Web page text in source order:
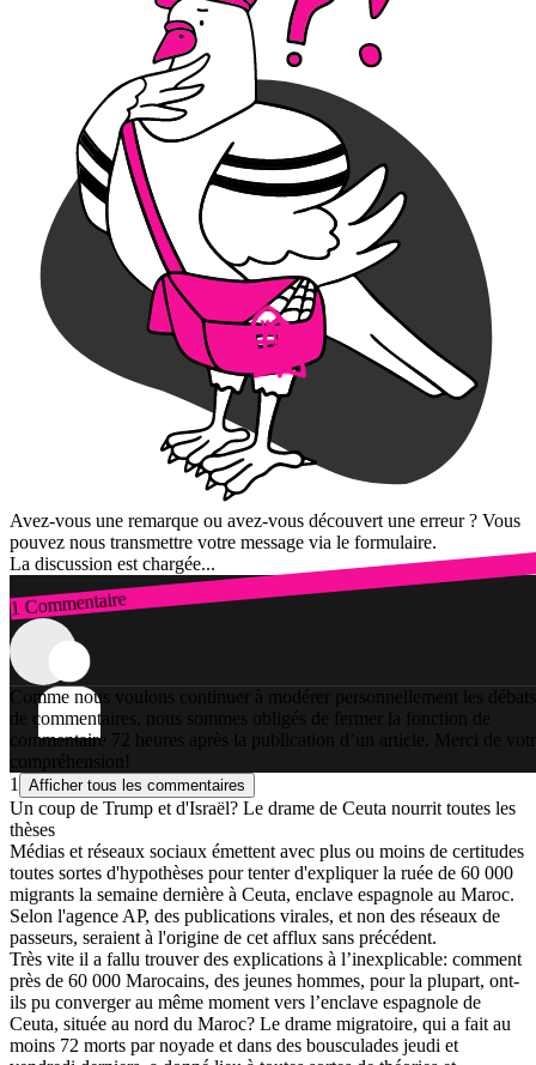
Avez-vous une remarque ou avez-vous découvert une erreur ? Vous
pouvez nous transmettre votre message via le formulaire.
La discussion est chargée...
1 Commentaire
Connexion
Comme nous voulons continuer à modérer personnellement les débats
de commentaires, nous sommes obligés de fermer la fonction de
commentaire 72 heures après la publication d’un article. Merci de
compréhension!
1
Afficher tous les commentaires
Un coup de Trump et d'Israël? Le drame de Ceuta nourrit toutes les
thèses
Médias et réseaux sociaux émettent avec plus ou moins de certitudes
toutes sortes d'hypothèses pour tenter d'expliquer la ruée de 60 000
migrants la semaine dernière à Ceuta, enclave espagnole au Maroc.
Selon l'agence AP, des publications virales, et non des réseaux de
passeurs, seraient à l'origine de cet afflux sans précédent.
Très vite il a fallu trouver des explications à l’inexplicable: comment
près de 60 000 Marocains, des jeunes hommes, pour la plupart, ont-
ils pu converger au même moment vers l’enclave espagnole de
Ceuta, située au nord du Maroc? Le drame migratoire, qui a fait au
moins 72 morts par noyade et dans des bousculades jeudi et